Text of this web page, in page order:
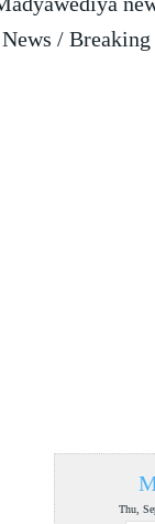
/ Breaking
Thu,